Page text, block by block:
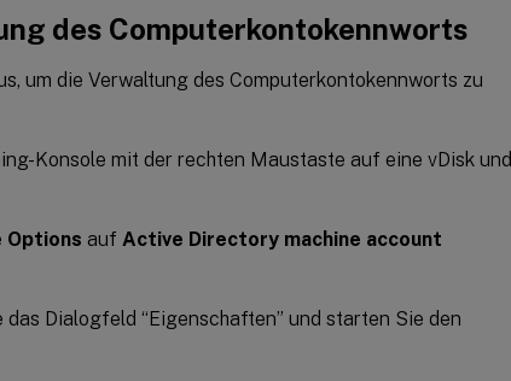
des Computerkontokennworts
um die Verwaltung des Computerkontokennworts zu
Konsole mit der rechten Maustaste auf eine vDisk und
Options auf Active Directory machine account
das Dialogfeld “Eigenschaften” und starten Sie den